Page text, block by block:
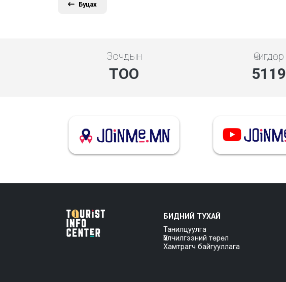
Буцах
Зочдын
ТОО
Өчигдөр
5119
БИДНИЙ ТУХАЙ
Танилцуулга
Үйлчилгээний төрөл
Хамтрагч байгууллага